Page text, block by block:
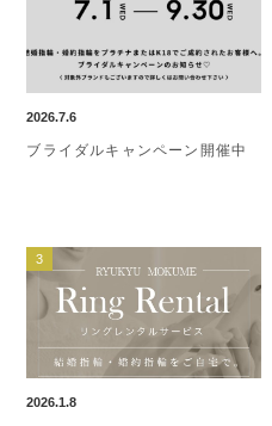
2026.7.6
ブライダルキャンペーン開催中
2026.1.8